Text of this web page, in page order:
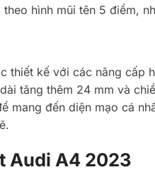
hình mũi tên 5 điểm,
thiết kế với các nâng cấp
tăng thêm 24 mm và
mang đến diện mạo cá
Audi A4 2023